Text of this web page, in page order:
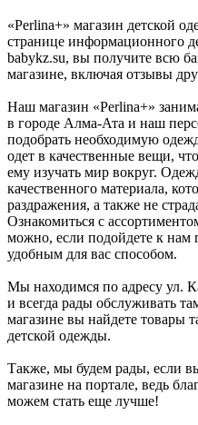
«Perlina+» магазин детской
странице информационного
babykz.su, вы получите всю
магазине, включая отзывы
Наш магазин «Perlina+»
в городе Алма-Ата и наш
подобрать необходимую
одет в качественные вещи,
ему изучать мир вокруг.
качественного материала,
раздражения, а также не
Ознакомиться с
можно, если подойдете к нам
удобным для вас способом.
Мы находимся по адресу ул.
и всегда рады обслуживать
магазине вы найдете товары
детской одежды.
Также, мы будем рады, если
магазине на портале, ведь
можем стать еще лучше!